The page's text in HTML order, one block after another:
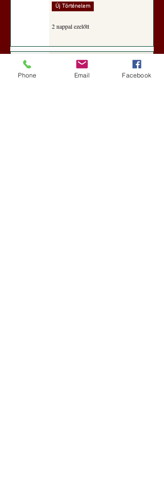
Új Történelem
2 nappal ezelőtt
Darai Lajos: Naplóbölcsességeim
Phone Email Facebook